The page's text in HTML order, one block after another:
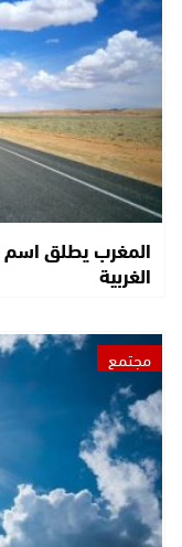
المغرب يطلق
الغربية
مجتمع